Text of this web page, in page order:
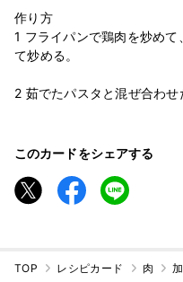
作り方
1 フライパンで鶏肉を炒めて
て炒める。
2 茹でたパスタと混ぜ合わせ
このカードをシェアする
TOP レシピカード 肉